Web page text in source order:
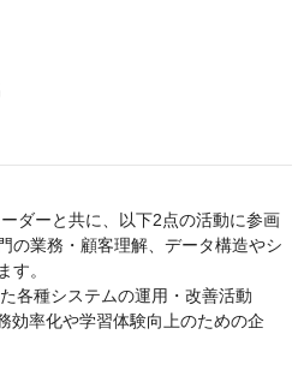
ダーと共に、以下2点の活動に参画
の業務・顧客理解、データ構造やシ
す。
各種システムの運用・改善活動
効率化や学習体験向上のための企